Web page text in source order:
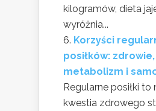
kilogramów, dieta
wyróżnia...
Korzyści
posiłków: zdrowie,
metabolizm i
Regularne posiłki to
kwestia zdrowego